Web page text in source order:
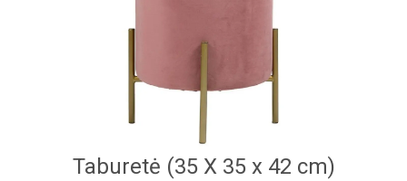
Taburetė (35 X 35 x 42 cm)